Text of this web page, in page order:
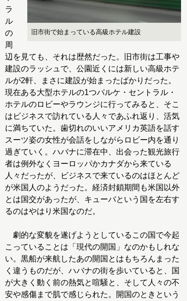
旧市街で始まっている高級ホテル建設
ラ
ル
の
周
辺を見ても、それは歴然だった。旧市街は工事や
建設のラッシュで、公園近くには新しい高級ホテ
ルが2軒、まさに建設が始まったばかりだった。
現在ある大型ホテルの1つパルケ・セントラル・
ホテルのロビーやラウンジに行ってみると、そこ
はビジネスで訪れている人々であふれ返り、活気
に満ちていた。歯切れのいいアメリカ英語を話す
スーツ姿の女性が会話をしながらロビー内を通り
過ぎていく。ハバナに滞在中、出会った観光旅行
者は例外なくヨーロッパかカナダから来ている
人々だったが、ビジネスで来ているのはほとんど
が米国人のようだった。経済封鎖期間も米国以外
とは国交があったが、キューバという国を左右す
るのはやはり米国なのだ。
劇的な変貌を遂げようとしているこの国で今起
こっていることは「現代の開国」なのかもしれな
い。黒船が来航したあの開国とはもちろんまった
く違うものだが、ハバナの街を歩いていると、国
が大きく動く前の熱気と喧騒と、そして人々の不
安や感傷まで肌で感じられた。開国のときという